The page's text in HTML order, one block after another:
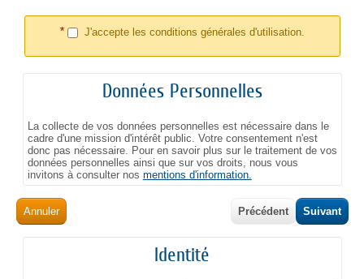
* J'accepte les conditions générales d'utilisation.
Données Personnelles
La collecte de vos données personnelles est nécessaire dans le
cadre d'une mission d'intérêt public. Votre consentement n'est
donc pas nécessaire. Pour en savoir plus sur le traitement de vos
données personnelles ainsi que sur vos droits, nous vous
invitons à consulter nos mentions d'information.
Annuler Suivant
Précédent
Identité